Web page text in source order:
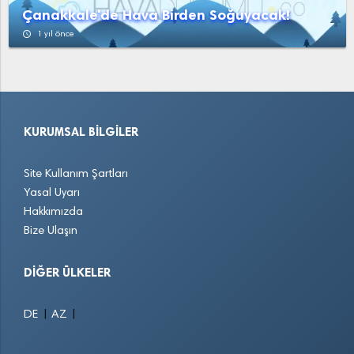
Çanakkale'de Hava Birden Soğuyacak!
access_time 1 yıl önce
KURUMSAL BILGILER
Site Kullanım Şartları
Yasal Uyarı
Hakkımızda
Bize Ulaşın
DIĞER ÜLKELER
DE AZ